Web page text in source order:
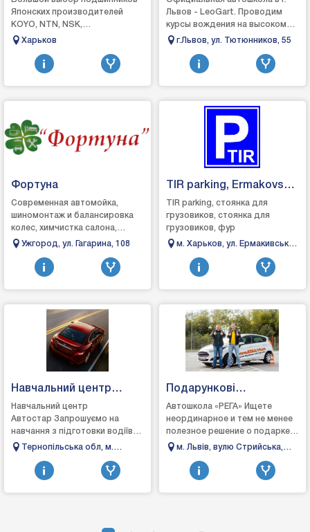
Японских производителей
KOYO, NTN, NSK,
MACHIсельхоз техника,
почвообработка бороны
диски кул...
Харьков
Львов - LeoGart. Проводим
курсы вождения на высоком
уровне за короткий срок (2
"В"). Ср...
г.Львов, ул. Тютюнников, 55
Фортуна
Современная автомойка,
шиномонтаж и балансировка
колес, химчистка салона,
магазин автозвука и
освещения, аксессуары для ...
Ужгород, ул. Гагарина, 108
TIR parking, Ermakovska,
1
TIR parking, стоянка для
грузовиков, стоянка для
грузовиков, фур
м. Харьков, ул. Ермакивська,
Навчальний центр
автостар
Навчальний центр
Автостар Запрошуємо на
навчання з підготовки водіїв
автотранспортних засобів
перепідготовки: BE, СЕ...
Тернопільська обл, м.
Кременець, вул Дубенська
Подарункові
сертифікати від
автошколи «РЕГА»
Автошкола «РЕГА» Ищете
неординарное и тем не менее
полезное решение о подарке?
Как насчет курса
нашей помощью Вы может...
м. Львів, вулю Стрийська,